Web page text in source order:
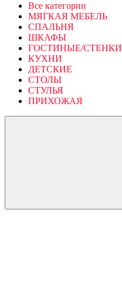
Все категории
МЯГКАЯ МЕБЕЛЬ
СПАЛЬНЯ
ШКАФЫ
ГОСТИНЫЕ/СТЕНКИ
КУХНИ
ДЕТСКИЕ
СТОЛЫ
СТУЛЬЯ
ПРИХОЖАЯ